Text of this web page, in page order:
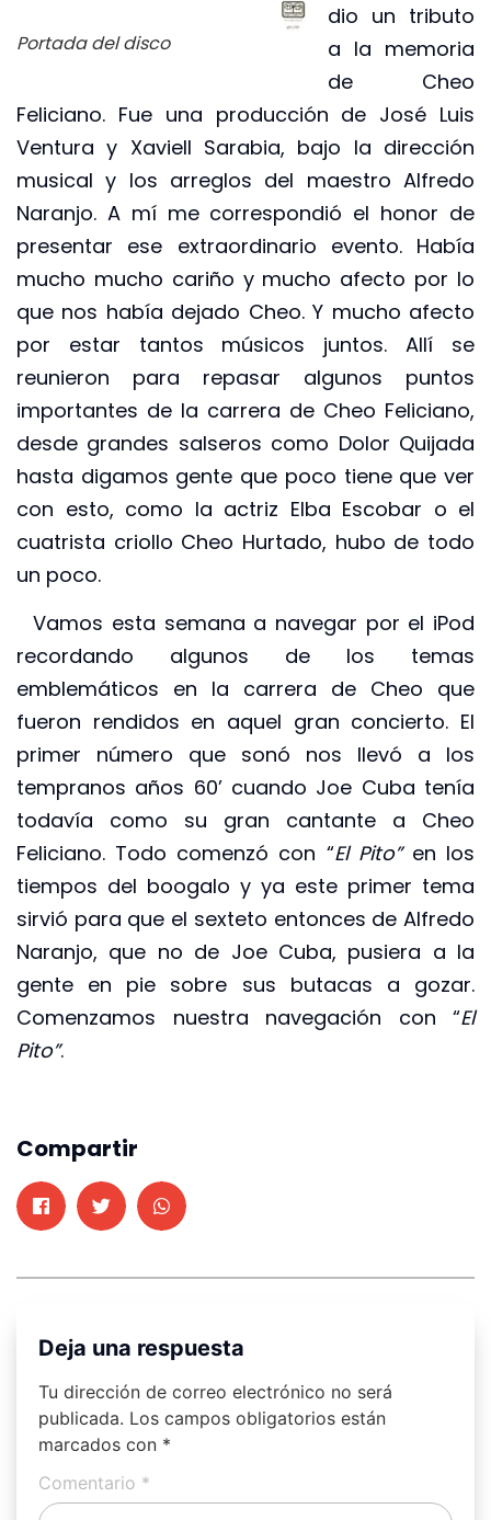
Portada del disco
dio un tributo
a la memoria
de Cheo
Feliciano. Fue una producción de José Luis
Ventura y Xaviell Sarabia, bajo la dirección
musical y los arreglos del maestro Alfredo
Naranjo. A mí me correspondió el honor de
presentar ese extraordinario evento. Había
mucho mucho cariño y mucho afecto por lo
que nos había dejado Cheo. Y mucho afecto
por estar tantos músicos juntos. Allí se
reunieron para repasar algunos puntos
importantes de la carrera de Cheo Feliciano,
desde grandes salseros como Dolor Quijada
hasta digamos gente que poco tiene que ver
con esto, como la actriz Elba Escobar o el
cuatrista criollo Cheo Hurtado, hubo de todo
un poco.
Vamos esta semana a navegar por el iPod
recordando algunos de los temas
emblemáticos en la carrera de Cheo que
fueron rendidos en aquel gran concierto. El
primer número que sonó nos llevó a los
tempranos años 60’ cuando Joe Cuba tenía
todavía como su gran cantante a Cheo
Feliciano. Todo comenzó con “El Pito”en los
tiempos del boogalo y ya este primer tema
sirvió para que el sexteto entonces de Alfredo
Naranjo, que no de Joe Cuba, pusiera a la
gente en pie sobre sus butacas a gozar.
Comenzamos nuestra navegación con “El
Pito”.
Compartir
Deja una respuesta
Tu dirección de correo electrónico no será
publicada. Los campos obligatorios están
marcados con *
Comentario *